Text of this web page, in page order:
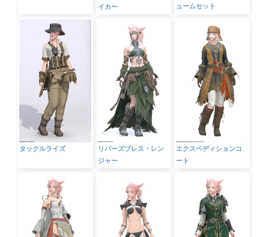
イカー
ュームセット
タックルライズ
リバーズブレス・レン
ジャー
エクスペディションコ
ート